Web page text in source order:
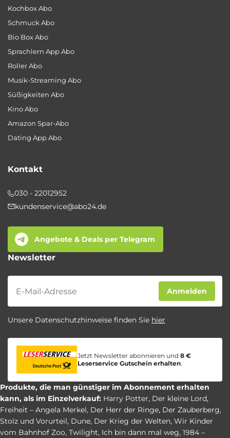
Kochbox Abo
Schmuck Abo
Bio Box Abo
Sprachlern App Abo
Roller Abo
Musik-Streaming Abo
Süßigkeiten Abo
Kino Abo
Amazon Spar-Abo
Dating App Abo
Kontakt
030 - 22012952
kundenservice@abo24.de
Angebote & Deals per Telegram
Newsletter
Newsletter
Anmelden
Unsere Datenschutzhinweise finden Sie hier
Jetzt Newsletter abonnieren und 8 €
Leserservice Gutschein erhalten.
Produkte, die man günstiger im Abonnement erhalten
kann, als im Einzelverkauf: Harry Potter, Der kleine Lord,
Freiheit – Angela Merkel, Der Herr der Ringe, Der Zauberberg,
Stolz und Vorurteil, Dune, Der Krieg der Welten, Wir Kinder
vom Bahnhof Zoo, Twilight, Ich bin dann mal weg, 1984 –